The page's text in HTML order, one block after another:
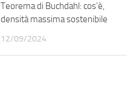
Teorema di Buchdahl: cos’è,
densità massima sostenibile
12/09/2024